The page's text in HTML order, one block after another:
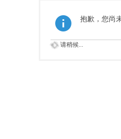
抱歉，您尚
请稍候...